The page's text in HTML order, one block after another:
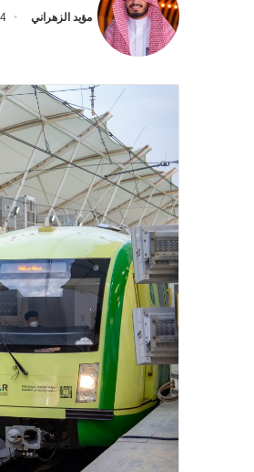
مؤيد الزهراني